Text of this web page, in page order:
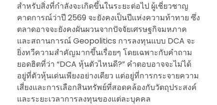
สำหรับสิ่งที่กำลังจะเกิดขึ้นในระยะต่อไป ผู้เชี่ยวชาญ
คาดการณ์ว่าปี 2569 จะยังคงเป็นปีแห่งความท้าทาย ซึ่ง
ตลาดอาจจะยังคงผันผวนจากปัจจัยเศรษฐกิจมหภาค
และสถานการณ์ Geopolitics การลงทุนแบบ DCA จะ
ยิ่งทวีความสำคัญมากขึ้นเรื่อยๆ โดยเฉพาะกับคำถาม
ยอดฮิตที่ว่า “DCA หุ้นตัวไหนดี?” คำตอบอาจจะไม่ได้
อยู่ที่ตัวหุ้นเด่นเพียงอย่างเดียว แต่อยู่ที่การกระจายความ
เสี่ยงและการเลือกสินทรัพย์ที่สอดคล้องกับวัตถุประสงค์
และระยะเวลาการลงทุนของแต่ละบุคคล